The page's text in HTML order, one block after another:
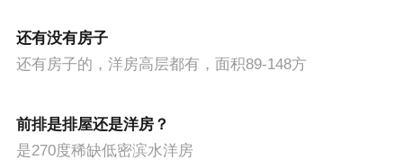
还有没有房子
还有房子的，洋房高层都有，面积89-148方
前排是排屋还是洋房？
是270度稀缺低密滨水洋房